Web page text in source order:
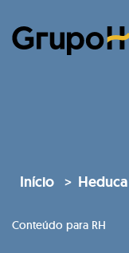
Início Heduca
Conteúdo para RH